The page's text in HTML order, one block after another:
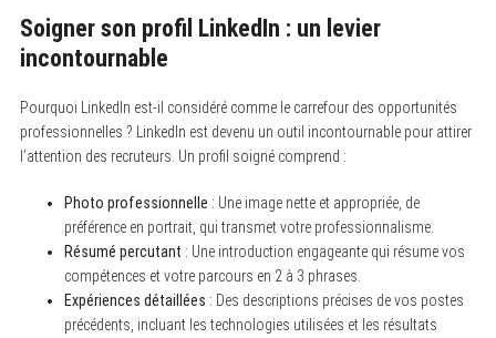
Soigner son profil LinkedIn : un levier
incontournable
Pourquoi LinkedIn est-il considéré comme le carrefour des opportunités
professionnelles ? LinkedIn est devenu un outil incontournable pour attirer
l’attention des recruteurs. Un profil soigné comprend :
Photo professionnelle : Une image nette et appropriée, de
préférence en portrait, qui transmet votre professionnalisme.
Résumé percutant : Une introduction engageante qui résume vos
compétences et votre parcours en 2 à 3 phrases.
Expériences détaillées : Des descriptions précises de vos postes
précédents, incluant les technologies utilisées et les résultats